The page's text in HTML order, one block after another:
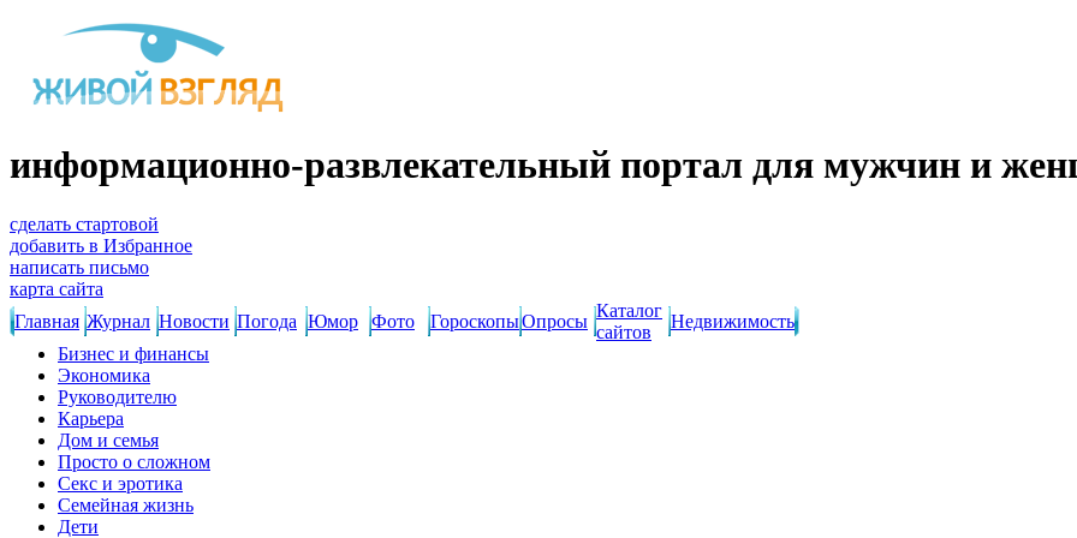
информационно-развлекательный портал для мужчин и
сделать стартовой
добавить в Избранное
написать письмо
карта сайта
Главная Журнал Новости Погода Юмор Фото ГороскопыОпросы
Каталог
сайтов
Недвижимость
Бизнес и финансы
Экономика
Руководителю
Карьера
Дом и семья
Просто о сложном
Секс и эротика
Семейная жизнь
Дети